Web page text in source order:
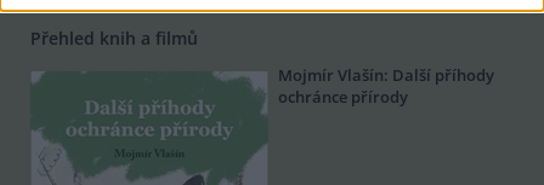
Přehled knih a filmů
Mojmír Vlašín: Další příhody
ochránce přírody